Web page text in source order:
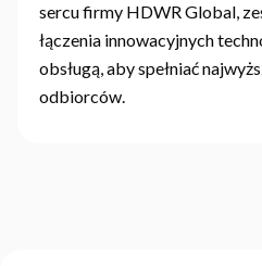
sercu firmy HDWR Global,
łączenia innowacyjnych
obsługą, aby spełniać
odbiorców.